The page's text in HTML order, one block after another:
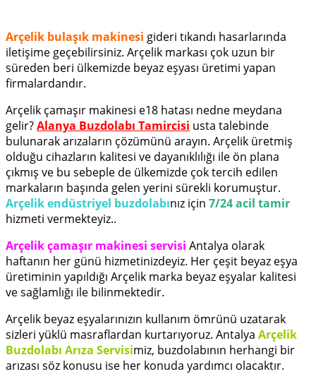
Arçelik bulaşık makinesi gideri tıkandı hasarlarında
iletişime geçebilirsiniz. Arçelik markası çok uzun bir
süreden beri ülkemizde beyaz eşyası üretimi yapan
firmalardandır.
Arçelik çamaşır makinesi e18 hatası nedne meydana
gelir?Alanya Buzdolabı Tamircisi usta talebinde
bulunarak arızaların çözümünü arayın. Arçelik üretmiş
olduğu cihazların kalitesi ve dayanıklılığı ile ön plana
çıkmış ve bu sebeple de ülkemizde çok tercih edilen
markaların başında gelen yerini sürekli korumuştur.
Arçelik endüstriyel buzdolabınız için 7/24 acil tamir
hizmeti vermekteyiz..
Arçelik çamaşır makinesi servisi Antalya olarak
haftanın her günü hizmetinizdeyiz. Her çeşit beyaz eşya
üretiminin yapıldığı Arçelik marka beyaz eşyalar kalitesi
ve sağlamlığı ile bilinmektedir.
Arçelik beyaz eşyalarınızın kullanım ömrünü uzatarak
sizleri yüklü masraflardan kurtarıyoruz. Antalya Arçelik
Buzdolabı Arıza Servisimiz, buzdolabının herhangi bir
arızası söz konusu ise her konuda yardımcı olacaktır.